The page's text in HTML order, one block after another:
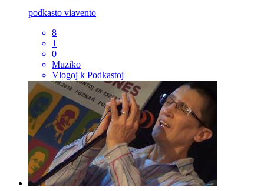
podkasto viavento
8
1
0
Muziko
Vlogoj k Podkastoj